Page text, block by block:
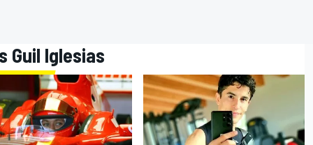
Guil Iglesias